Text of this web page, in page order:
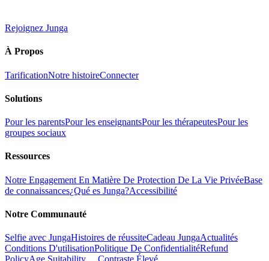
Rejoignez Junga
À Propos
TarificationNotre histoireConnecter
Solutions
Pour les parentsPour les enseignantsPour les thérapeutesPour les
groupes sociaux
Ressources
Notre Engagement En Matière De Protection De La Vie PrivéeBase
de connaissances¿Qué es Junga?Accessibilité
Notre Communauté
Selfie avec JungaHistoires de réussiteCadeau JungaActualités
Conditions D'utilisationPolitique De ConfidentialitéRefund